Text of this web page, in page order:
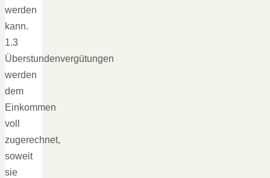
werden
kann.
1.3
Überstundenvergütungen
werden
dem
Einkommen
voll
zugerechnet,
soweit
sie